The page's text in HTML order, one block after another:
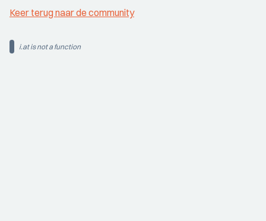
Keer terug naar de community
i.at is not a function